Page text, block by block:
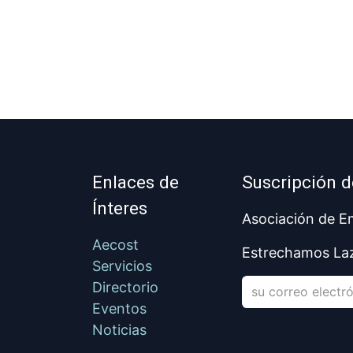
Enlaces de
Ínteres
Aecost
Servicios
Directorio
Eventos
Noticias
Suscripción
Asociación de
Estrechamos